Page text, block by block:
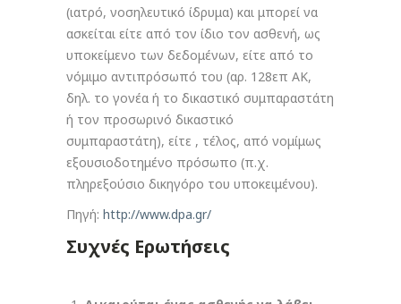
(ιατρό, νοσηλευτικό ίδρυμα) και μπορεί να
ασκείται είτε από τον ίδιο τον ασθενή, ως
υποκείμενο των δεδομένων, είτε από το
νόμιμο αντιπρόσωπό του (αρ. 128επ ΑΚ,
δηλ. το γονέα ή το δικαστικό συμπαραστάτη
ή τον προσωρινό δικαστικό
συμπαραστάτη), είτε , τέλος, από νομίμως
εξουσιοδοτημένο πρόσωπο (π.χ.
πληρεξούσιο δικηγόρο του υποκειμένου).
Πηγή: http://www.dpa.gr/
Συχνές Ερωτήσεις